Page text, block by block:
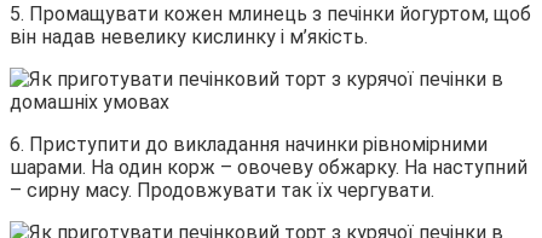
5. Промащувати кожен млинець з печінки йогуртом, щоб
він надав невелику кислинку і м’якість.
6. Приступити до викладання начинки рівномірними
шарами. На один корж – овочеву обжарку. На наступний
– сирну масу. Продовжувати так їх чергувати.